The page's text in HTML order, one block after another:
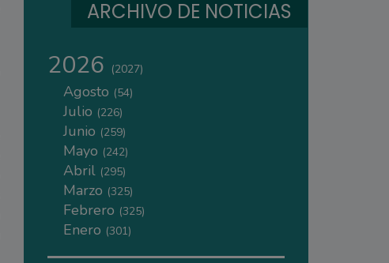
ARCHIVO DE NOTICIAS
2026 (2027)
Agosto (54)
Julio (226)
Junio (259)
Mayo (242)
Abril (295)
Marzo (325)
Febrero (325)
Enero (301)